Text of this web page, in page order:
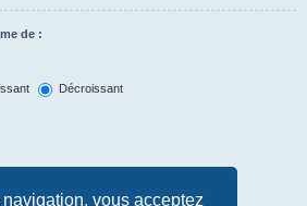
vous acceptez
de :
Décroissant